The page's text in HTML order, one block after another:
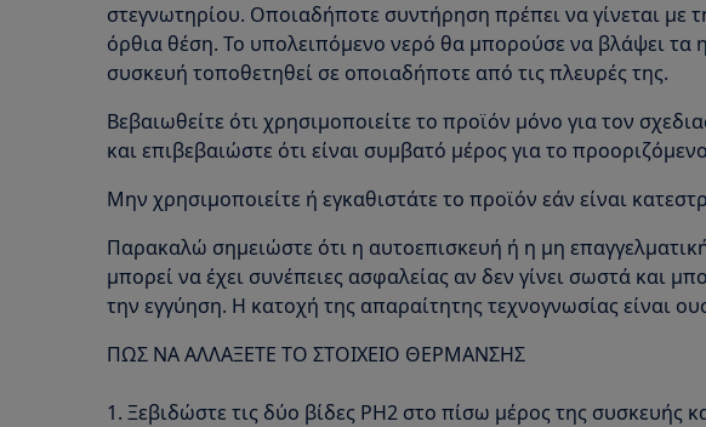
στεγνωτηρίου. Οποιαδήποτε συντήρηση πρέπει να γίνεται με
όρθια θέση. Το υπολειπόμενο νερό θα μπορούσε να βλάψει τα
συσκευή τοποθετηθεί σε οποιαδήποτε από τις πλευρές της.
Βεβαιωθείτε ότι χρησιμοποιείτε το προϊόν μόνο για τον
και επιβεβαιώστε ότι είναι συμβατό μέρος για το
Μην χρησιμοποιείτε ή εγκαθιστάτε το προϊόν εάν είναι
Παρακαλώ σημειώστε ότι η αυτοεπισκευή ή η μη
μπορεί να έχει συνέπειες ασφαλείας αν δεν γίνει σωστά και
την εγγύηση. Η κατοχή της απαραίτητης τεχνογνωσίας είναι
ΠΩΣ ΝΑ ΑΛΛΑΞΕΤΕ ΤΟ ΣΤΟΙΧΕΙΟ ΘΕΡΜΑΝΣΗΣ
1. Ξεβιδώστε τις δύο βίδες PH2 στο πίσω μέρος της συσκευής